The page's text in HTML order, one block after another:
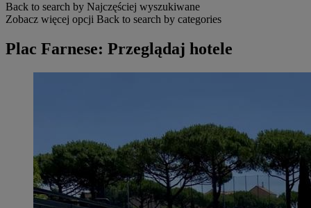
Back to search by Najczęściej wyszukiwane
Zobacz więcej opcji Back to search by categories
Plac Farnese: Przeglądaj hotele